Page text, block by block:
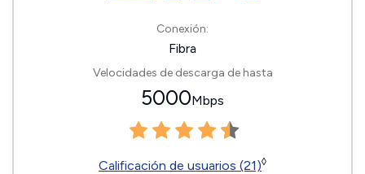
Conexión:
Fibra
Velocidades de descarga de hasta
5000Mbps
Calificación de usuarios (21)◊